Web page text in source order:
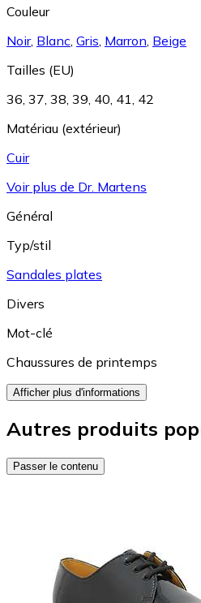
Couleur
Noir, Blanc Gris Marron Beige
Tailles (EU)
36 37 38 39 40 41 42
Matériau (extérieur)
Cuir
Voir plus de Dr. Martens
Général
Typ/stil
Sandales plates
Divers
Mot-clé
Chaussures de printemps
Afficher plus d'informations
Autres produits
Passer le contenu